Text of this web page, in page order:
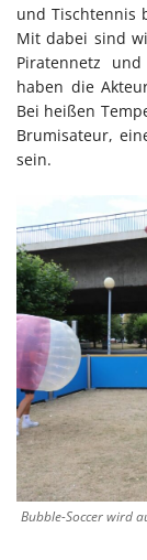
und Tischtennis
Mit dabei sind
Piratennetz
haben die
Bei heißen
Brumisateur,
sein.
Bubble-Soccer wird